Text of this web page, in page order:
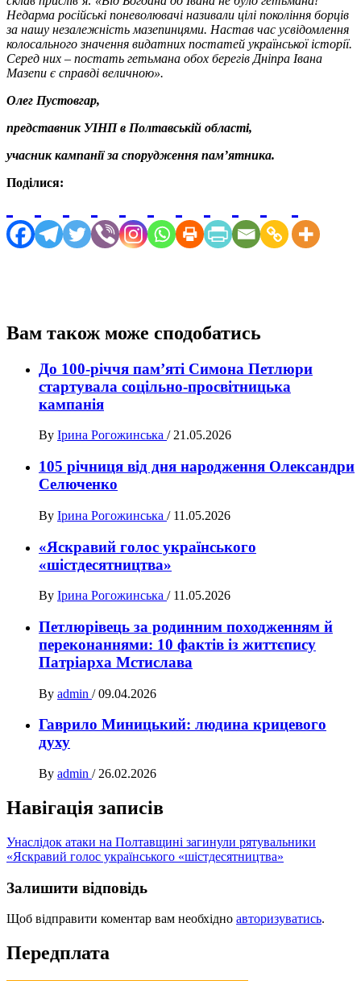
Недарма російські поневолювачі називали цілі покоління борців
за нашу незалежність мазепинцями. Настав час усвідомлення
колосального значення видатних постатей української історії.
Серед них – постать гетьмана обох берегів Дніпра Івана
Мазепи є справді величною».
Олег Пустовгар,
представник УІНП в Полтавській області,
учасник кампанії за спорудження пам’ятника.
Поділися:
Вам також може сподобатись
До 100-річчя пам’яті Симона Петлюри
стартувала соцільно-просвітницька
кампанія
By Ірина Рогожинська / 21.05.2026
105 річниця від дня народження Олександри
Селюченко
By Ірина Рогожинська / 11.05.2026
«Яскравий голос українського
«шістдесятництва»
By Ірина Рогожинська / 11.05.2026
Петлюрівець за родинним походженням й
переконаннями: 10 фактів із життєпису
Патріарха Мстислава
By admin / 09.04.2026
Гаврило Миницький: людина крицевого
духу
By admin / 26.02.2026
Навігація записів
Унаслідок атаки на Полтавщині загинули рятувальники
«Яскравий голос українського «шістдесятництва»
Залишити відповідь
Щоб відправити коментар вам необхідно авторизуватись.
Передплата